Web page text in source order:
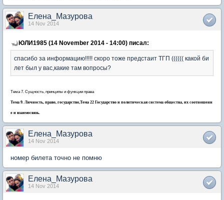
Елена_Мазурова
14 Nov 2014
ЮЛИ1985 (14 November 2014 - 14:00) писал:
спасибо за информацию!!!!! скоро тоже предстаит ТГП (((((( какой би
лет был у вас,какие там вопросы?
Тема 7. Сущность, принципы и функции права
Тема 9. Личность, право, государство,Тема 22 Государство и политическая система общества, их соотношени
е и взаимосвязь.
Елена_Мазурова
14 Nov 2014
номер билета точно не помню
Елена_Мазурова
14 Nov 2014